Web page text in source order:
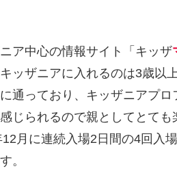
ア中心の情報サイト「キッザ
ッザニアに入れるのは3歳以
通っており、キッザニアプ
じられるので親としてとても
12月に連続入場2日間の4回入
。